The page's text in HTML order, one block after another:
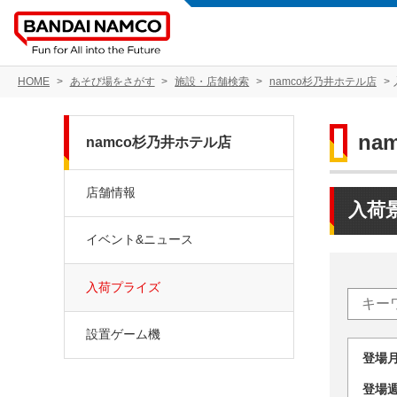
HOME あそび場をさがす 施設・店舗検索 namco杉乃井ホテル店
入荷
登
登
namco杉乃井ホテル店
店舗情報
イベント&ニュース
入荷プライズ
設置ゲーム機